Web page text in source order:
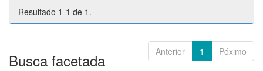
Resultado 1-1 de 1.
Anterior 1 Póximo
Busca facetada